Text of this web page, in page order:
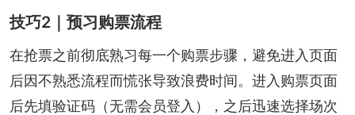
技巧2｜预习购票流程
在抢票之前彻底熟习每一个购票步骤，避免进入页面
后因不熟悉流程而慌张导致浪费时间。进入购票页面
后先填验证码（无需会员登入），之后迅速选择场次